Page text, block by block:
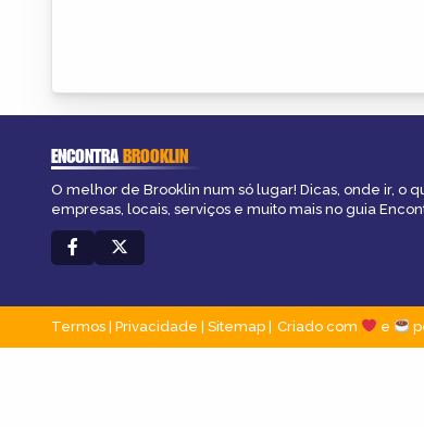
ENCONTRABROOKLIN
O melhor de Brooklin num só lugar! Dicas, onde ir, o
empresas, locais, serviços e muito mais no guia
Termos Privacidade Sitemap Criado com e